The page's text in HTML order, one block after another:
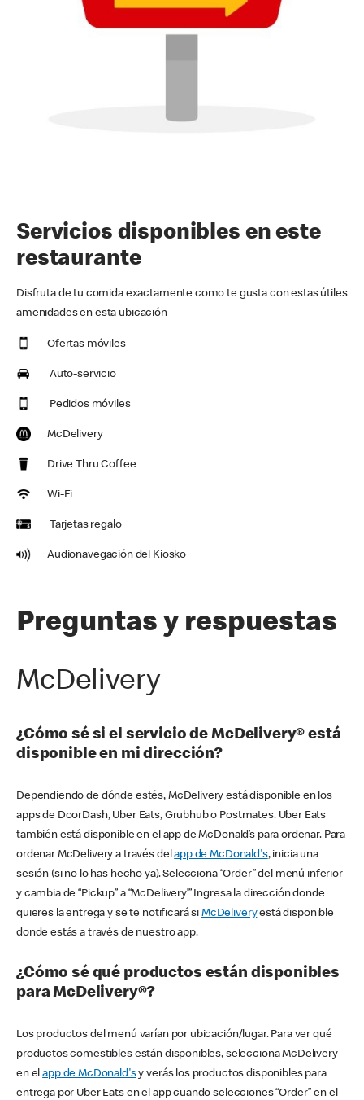
Servicios disponibles en este
restaurante
Disfruta de tu comida exactamente como te gusta con estas útiles
amenidades en esta ubicación
Ofertas móviles
Auto-servicio
Pedidos móviles
McDelivery
Drive Thru Coffee
Wi-Fi
Tarjetas regalo
Audionavegación del Kiosko
Preguntas y respuestas
McDelivery
¿Cómo sé si el servicio de McDelivery® está
disponible en mi dirección?
Dependiendo de dónde estés, McDelivery está disponible en los
apps de DoorDash, Uber Eats, Grubhub o Postmates. Uber Eats
también está disponible en el app de McDonald’s para ordenar. Para
ordenar McDelivery a través delapp de McDonald's, inicia una
sesión (si no lo has hecho ya). Selecciona “Order” del menú inferior
y cambia de “Pickup” a “McDelivery’” Ingresa la dirección donde
quieres la entrega y se te notificará si McDeliveryestá disponible
donde estás a través de nuestro app.
¿Cómo sé qué productos están disponibles
para McDelivery®?
Los productos del menú varían por ubicación/lugar. Para ver qué
productos comestibles están disponibles, selecciona McDelivery
en elapp de McDonald'sy verás los productos disponibles para
entrega por Uber Eats en el app cuando selecciones “Order” en el